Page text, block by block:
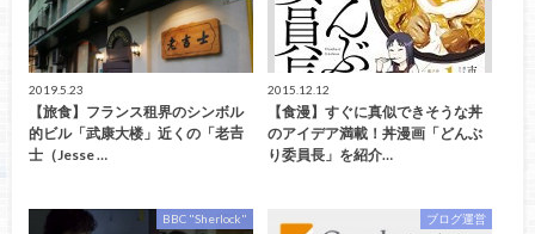
2019.5.23
【旅食】フランス租界のシンボル
的ビル「武康大楼」近くの「老𠮷
士（Jesse …
2015.12.12
【食漫】すぐに真似できそうな丼
のアイデア満載！丼漫画「どんぶ
り委員長」を紹介…
BBC "Sherlock" ブログ運営